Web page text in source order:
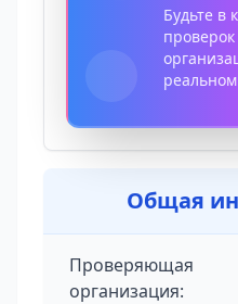
Будьте в
проверок
Общая
Проверяющая
организация: